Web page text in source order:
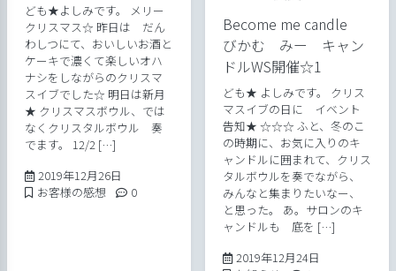
ども★よしみです。 メリー
クリスマス☆ 昨日は だん
わしつにて、おいしいお酒と
ケーキで濃くて楽しいオハ
ナシをしながらのクリスマ
スイブでした☆ 明日は新月
★ クリスマスボウル、では
なくクリスタルボウル 奏
でます。 12/2 […]
2019年12月26日
Posted in
お客様の感想 Comments:
0
Become me candle
びかむ みー キャン
ドルWS開催☆1
ども★ よしみです。 クリス
マスイブの日に イベント
告知★ ☆☆☆ ふと、冬のこ
の時期に、お気に入りのキ
ャンドルに囲まれて、クリス
タルボウルを奏でながら、
みんなと集まりたいなー、
と思った。 あ。サロンのキ
ャンドルも 底を […]
2019年12月24日